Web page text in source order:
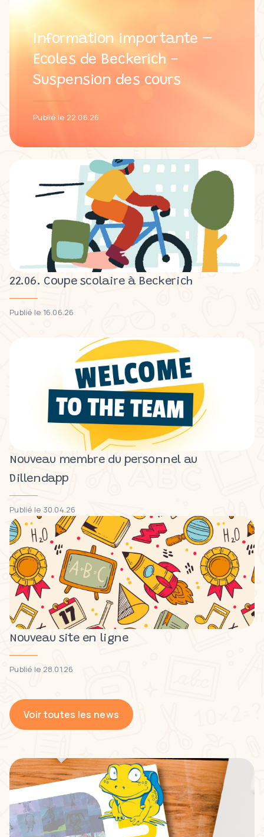
Information importante –
Ecoles de Beckerich -
Suspension des cours
Publié le 22.06.26
22.06. Coupe scolaire à Beckerich
Publié le 16.06.26
Nouveau membre du personnel au
Dillendapp
Publié le 30.04.26
Nouveau site en ligne
Publié le 28.01.26
Voir toutes les news